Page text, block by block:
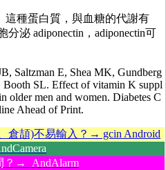
這種蛋白質，與血糖的代謝有
分泌 adiponectin，adiponectin可
Saltzman E, Shea MK, Gundberg
SL. Effect of vitamin K suppl
older men and women. Diabetes C
Ahead of Print.
倉頡)不易輸入？→ gcin Android
？→ AndAlarm